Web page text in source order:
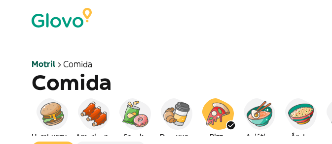
Motril Comida
Comida
Americana Snacks Desayuno Pizza Asiática Árabe